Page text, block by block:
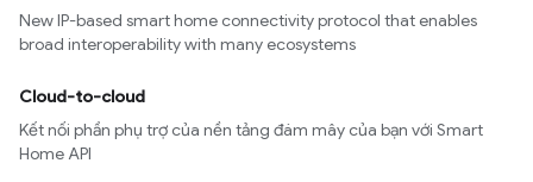
New IP-based smart home connectivity protocol that enables
broad interoperability with many ecosystems
Cloud-to-cloud
Kết nối phần phụ trợ của nền tảng đám mây của bạn với Smart
Home API